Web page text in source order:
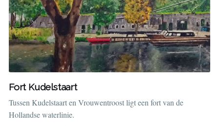
Fort Kudelstaart
Tussen Kudelstaart en Vrouwentroost ligt een fort van de
Hollandse waterlinie.